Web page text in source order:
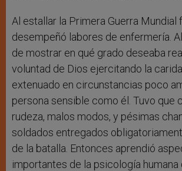
Al estallar la Primera Guerra Mundial
desempeñó labores de enfermería.
de mostrar en qué grado deseaba
voluntad de Dios ejercitando la
extenuado en circunstancias poco
persona sensible como él. Tuvo que
rudeza, malos modos, y pésimas
soldados entregados
de la batalla. Entonces aprendió
importantes de la psicología humana